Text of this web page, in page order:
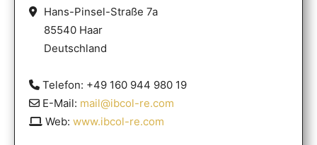
Hans-Pinsel-Straße 7a
85540 Haar
Deutschland
Telefon: +49 160 944 980 19
E-Mail: mail@ibcol-re.com
Web: www.ibcol-re.com